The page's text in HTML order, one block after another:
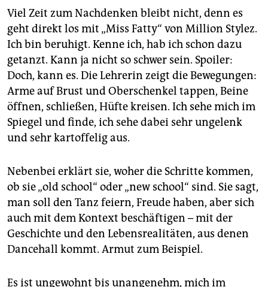
Viel Zeit zum Nachdenken bleibt nicht, denn es
geht direkt los mit „Miss Fatty“ von Million Stylez.
Ich bin beruhigt. Kenne ich, hab ich schon dazu
getanzt. Kann ja nicht so schwer sein. Spoiler:
Doch, kann es. Die Lehrerin zeigt die Bewegungen:
Arme auf Brust und Oberschenkel tappen, Beine
öffnen, schließen, Hüfte kreisen. Ich sehe mich im
Spiegel und finde, ich sehe dabei sehr ungelenk
und sehr kartoffelig aus.
Nebenbei erklärt sie, woher die Schritte kommen,
ob sie „old school“ oder „new school“ sind. Sie sagt,
man soll den Tanz feiern, Freude haben, aber sich
auch mit dem Kontext beschäftigen – mit der
Geschichte und den Lebensrealitäten, aus denen
Dancehall kommt. Armut zum Beispiel.
Es ist ungewohnt bis unangenehm, mich im